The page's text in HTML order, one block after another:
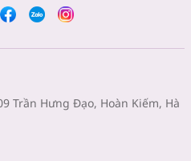
Trần Hưng Đạo, Hoàn Kiếm, Hà